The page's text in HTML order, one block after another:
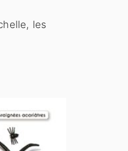
les